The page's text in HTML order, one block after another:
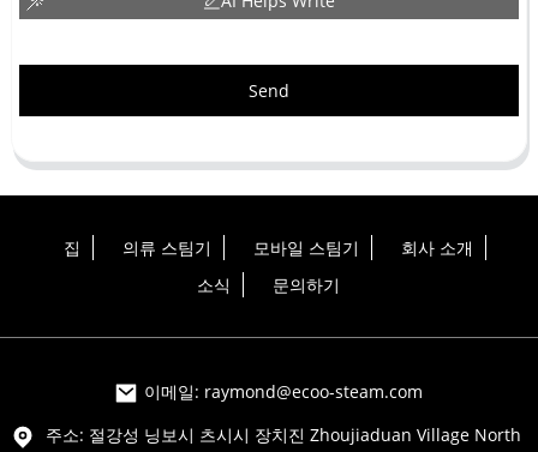
Send
집 의류 스팀기 모바일 스팀기
회사 소개
소식
문의하기
이메일: raymond@ecoo-steam.com
주소: 절강성 닝보시 츠시시 장치진 Zhoujiaduan Village North